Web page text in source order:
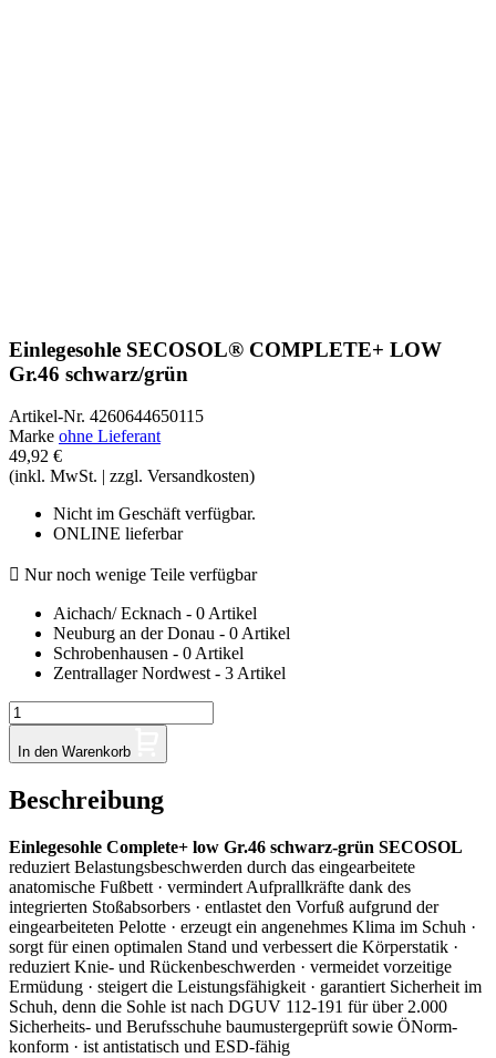
Einlegesohle SECOSOL® COMPLETE+ LOW
Gr.46 schwarz/grün
Artikel-Nr. 4260644650115
Marke ohne Lieferant
49,92 €
(inkl. MwSt. | zzgl. Versandkosten)
Nicht im Geschäft verfügbar.
ONLINE lieferbar
 Nur noch wenige Teile verfügbar
Aichach/ Ecknach - 0 Artikel
Neuburg an der Donau - 0 Artikel
Schrobenhausen - 0 Artikel
Zentrallager Nordwest - 3 Artikel
In den Warenkorb
Beschreibung
Einlegesohle Complete+ low Gr.46 schwarz-grün SECOSOL
reduziert Belastungsbeschwerden durch das eingearbeitete
anatomische Fußbett · vermindert Aufprallkräfte dank des
integrierten Stoßabsorbers · entlastet den Vorfuß aufgrund der
eingearbeiteten Pelotte · erzeugt ein angenehmes Klima im Schuh ·
sorgt für einen optimalen Stand und verbessert die Körperstatik ·
reduziert Knie- und Rückenbeschwerden · vermeidet vorzeitige
Ermüdung · steigert die Leistungsfähigkeit · garantiert Sicherheit im
Schuh, denn die Sohle ist nach DGUV 112-191 für über 2.000
Sicherheits- und Berufsschuhe baumustergeprüft sowie ÖNorm-
konform · ist antistatisch und ESD-fähig